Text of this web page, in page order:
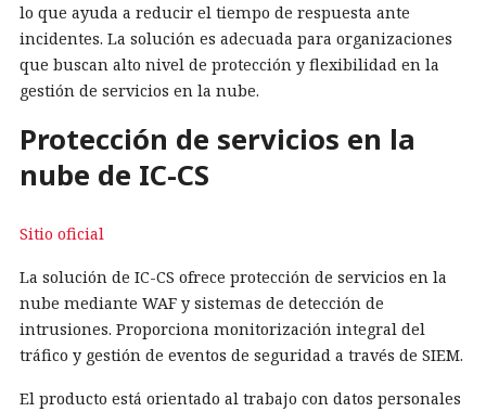
lo que ayuda a reducir el tiempo de respuesta ante
incidentes. La solución es adecuada para organizaciones
que buscan alto nivel de protección y flexibilidad en la
gestión de servicios en la nube.
Protección de servicios en la
nube de IC-CS
Sitio oficial
La solución de IC-CS ofrece protección de servicios en la
nube mediante WAF y sistemas de detección de
intrusiones. Proporciona monitorización integral del
tráfico y gestión de eventos de seguridad a través de SIEM.
El producto está orientado al trabajo con datos personales